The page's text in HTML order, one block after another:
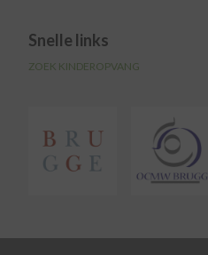
Snelle links
ZOEK KINDEROPVANG